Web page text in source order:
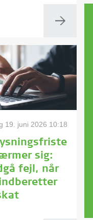
19. juni 2026 10:18
sig:
fejl, når